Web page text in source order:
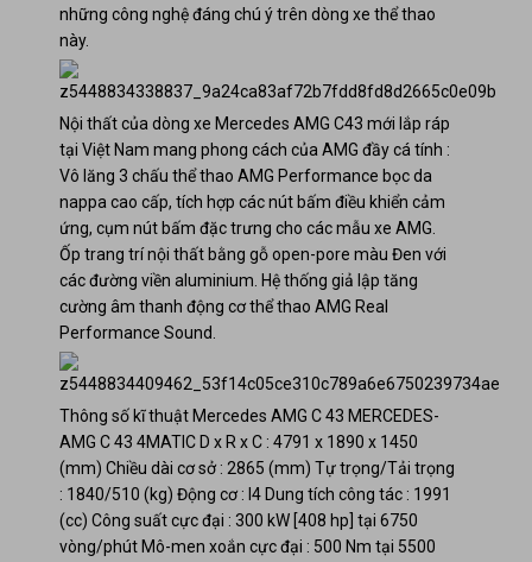
những công nghệ đáng chú ý trên dòng xe thể thao
này.
Nội thất của dòng xe Mercedes AMG C43 mới lắp ráp
tại Việt Nam mang phong cách của AMG đầy cá tính :
Vô lăng 3 chấu thể thao AMG Performance bọc da
nappa cao cấp, tích hợp các nút bấm điều khiển cảm
ứng, cụm nút bấm đặc trưng cho các mẫu xe AMG.
Ốp trang trí nội thất bằng gỗ open-pore màu Đen với
các đường viền aluminium. Hệ thống giả lập tăng
cường âm thanh động cơ thể thao AMG Real
Performance Sound.
Thông số kĩ thuật Mercedes AMG C 43 MERCEDES-
AMG C 43 4MATIC D x R x C : 4791 x 1890 x 1450
(mm) Chiều dài cơ sở : 2865 (mm) Tự trọng/Tải trọng
: 1840/510 (kg) Động cơ : I4 Dung tích công tác : 1991
(cc) Công suất cực đại : 300 kW [408 hp] tại 6750
vòng/phút Mô-men xoắn cực đại : 500 Nm tại 5500